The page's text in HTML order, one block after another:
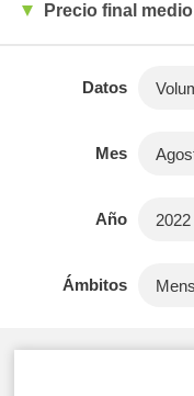
Precio final medio
Datos
Mes
Año
Ámbitos